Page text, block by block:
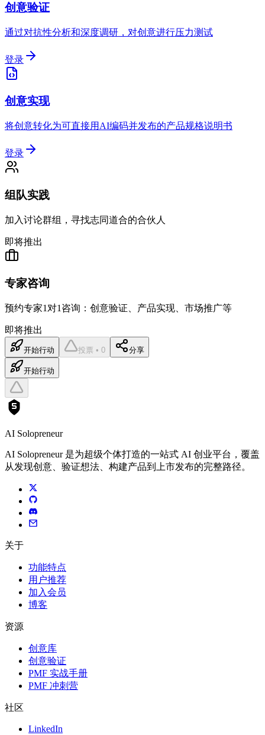
创意验证
通过对抗性分析和深度调研，对创意进行压力测试
登录
创意实现
将创意转化为可直接用AI编码并发布的产品规格说明书
登录
组队实践
加入讨论群组，寻找志同道合的合伙人
即将推出
专家咨询
预约专家1对1咨询：创意验证、产品实现、市场推广等
即将推出
开始行动 投票 • 0 分享
开始行动
AI Solopreneur
AI Solopreneur 是为超级个体打造的一站式 AI 创业平台，覆盖
从发现创意、验证想法、构建产品到上市发布的完整路径。
关于
功能特点
用户推荐
加入会员
博客
资源
创意库
创意验证
PMF 实战手册
PMF 冲刺营
社区
LinkedIn